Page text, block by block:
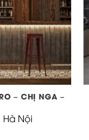
– CHỊ NGA –
Hà Nội